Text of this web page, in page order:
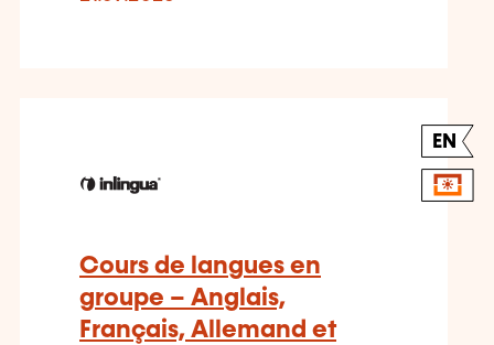
EN
Cours de langues en
groupe – Anglais,
Français, Allemand et